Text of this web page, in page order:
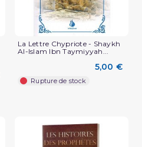
La Lettre Chypriote - Shaykh
Al-Islam Ibn Taymiyyah...
5,00 €
Rupture de stock